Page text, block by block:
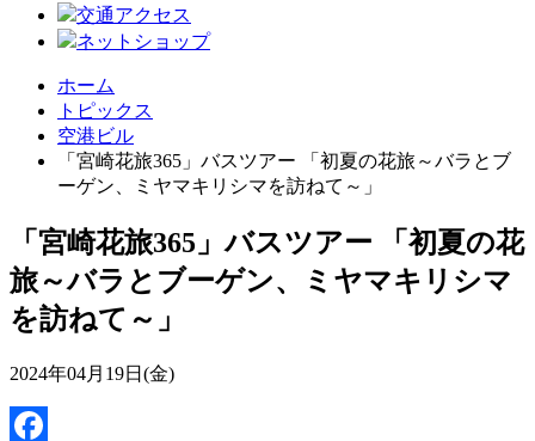
交通アクセス
ネットショップ
ホーム
トピックス
空港ビル
「宮崎花旅365」バスツアー 「初夏の花旅～バラとブ
ーゲン、ミヤマキリシマを訪ねて～」
「宮崎花旅365」バスツアー 「初夏の花
旅～バラとブーゲン、ミヤマキリシマ
を訪ねて～」
2024年04月19日(金)